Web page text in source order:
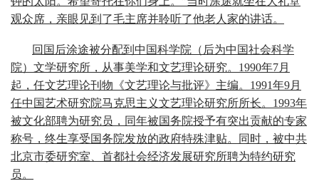
观众席，亲眼见到了毛主席并聆听了他老人家的讲话。
回国后涂途被分配到中国科学院（后为中国社会科学
院）文学研究所，从事美学和文艺理论研究。1990年7月
起，任文艺理论刊物《文艺理论与批评》主编。1991年9月
任中国艺术研究院马克思主义文艺理论研究所所长。1993年
被文化部聘为研究员，同年被国务院授予有突出贡献的专家
称号，终生享受国务院发放的政府特殊津贴。同时，被中共
北京市委研究室、首都社会经济发展研究所聘为特约研究
员。